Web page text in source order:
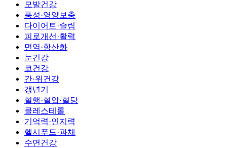
모발건강
풍성·영양보충
다이어트·슬림
피로개선·활력
면역·항산화
눈건강
코건강
간·위건강
갱년기
혈행·혈압·혈당
콜레스테롤
기억력·인지력
헬시푸드·과채
수면건강